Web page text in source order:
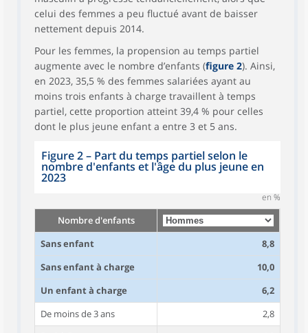
celui des femmes a peu fluctué avant de baisser
nettement depuis 2014.
Pour les femmes, la propension au temps partiel
augmente avec le nombre d’enfants (figure 2). Ainsi,
en 2023, 35,5 % des femmes salariées ayant au
moins trois enfants à charge travaillent à temps
partiel, cette proportion atteint 39,4 % pour celles
dont le plus jeune enfant a entre 3 et 5 ans.
Figure 2 – Part du temps partiel selon le
nombre d'enfants et l'âge du plus jeune en
2023
en %
Nombre d'enfants
Sans enfant
8,8
Sans enfant à charge
10,0
Un enfant à charge
6,2
De moins de 3 ans
2,8